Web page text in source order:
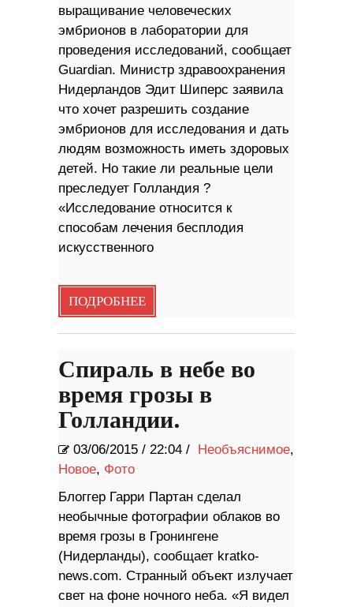
выращивание человеческих
эмбрионов в лаборатории для
проведения исследований, сообщает
Guardian. Министр здравоохранения
Нидерландов Эдит Шиперс заявила
что хочет разрешить создание
эмбрионов для исследования и дать
людям возможность иметь здоровых
детей. Но такие ли реальные цели
преследует Голландия ?
«Исследование относится к
способам лечения бесплодия
искусственного
ПОДРОБНЕЕ
Спираль в небе во
время грозы в
Голландии.
03/06/2015 / 22:04 / Необъяснимое,
Новое, Фото
Блоггер Гарри Партан сделал
необычные фотографии облаков во
время грозы в Гронингене
(Нидерланды), сообщает kratko-
news.com. Странный объект излучает
свет на фоне ночного неба. «Я видел